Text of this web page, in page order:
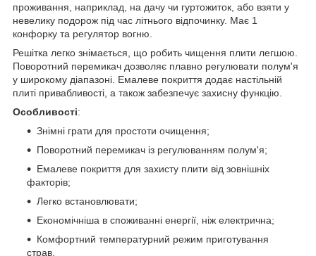
проживання, наприклад, на дачу чи гуртожиток, або взяти у
невелику подорож під час літнього відпочинку. Має 1
конфорку та регулятор вогню.
Решітка легко знімається, що робить чищення плити легшою.
Поворотний перемикач дозволяє плавно регулювати полум'я
у широкому діапазоні. Емалеве покриття додає настільній
плиті привабливості, а також забезпечує захисну функцію.
Особливості:
Знімні грати для простоти очищення;
Поворотний перемикач із регулюванням полум'я;
Емалеве покриття для захисту плити від зовнішніх
факторів;
Легко встановлювати;
Економічніша в споживанні енергії, ніж електрична;
Комфортний температурний режим приготування
страв.